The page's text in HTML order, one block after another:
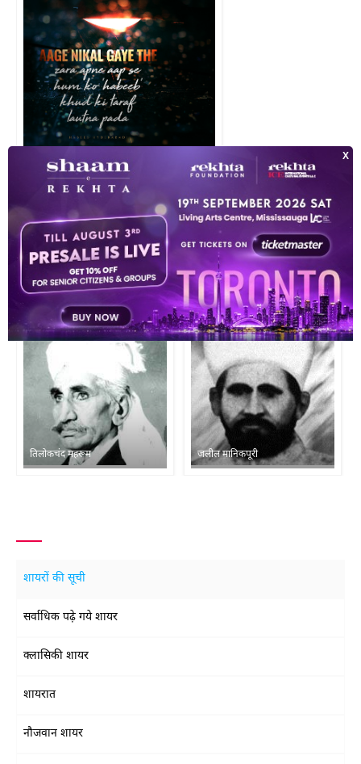
हम अहल-ए-आरज़ू पे अजब वक़्त आ पड़ा हर हर क़दम पे खेल नया खेलना पड़ा
अन्य शायरों को पढ़िए
तिलोकचंद महरूम जलील मानिकपूरी
शायरों की सूची
सर्वाधिक पढ़े गये शायर
क्लासिकी शायर
शायरात
नौजवान शायर